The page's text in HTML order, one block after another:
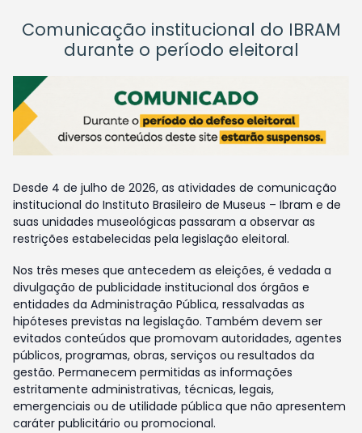
Comunicação institucional do IBRAM
durante o período eleitoral
Desde 4 de julho de 2026, as atividades de comunicação
institucional do Instituto Brasileiro de Museus – Ibram e de
suas unidades museológicas passaram a observar as
restrições estabelecidas pela legislação eleitoral.
Nos três meses que antecedem as eleições, é vedada a
divulgação de publicidade institucional dos órgãos e
entidades da Administração Pública, ressalvadas as
hipóteses previstas na legislação. Também devem ser
evitados conteúdos que promovam autoridades, agentes
públicos, programas, obras, serviços ou resultados da
gestão. Permanecem permitidas as informações
estritamente administrativas, técnicas, legais,
emergenciais ou de utilidade pública que não apresentem
caráter publicitário ou promocional.